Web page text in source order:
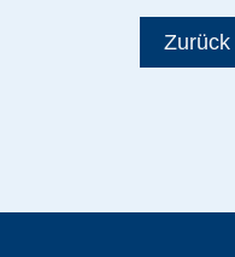
Zurück